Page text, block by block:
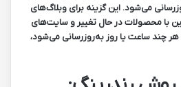
می‌شود. این گزینه برای وبلاگ‌های
با محصولات در حال تغییر و سایت‌های
چند ساعت یا روز به‌روزرسانی می‌شود،